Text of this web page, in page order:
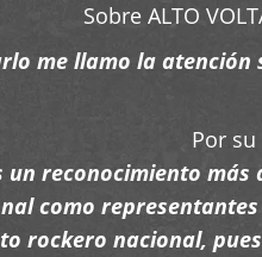
Sobre ALTO
me llamo la
Por
un reconocimiento
como
rockero nacional,